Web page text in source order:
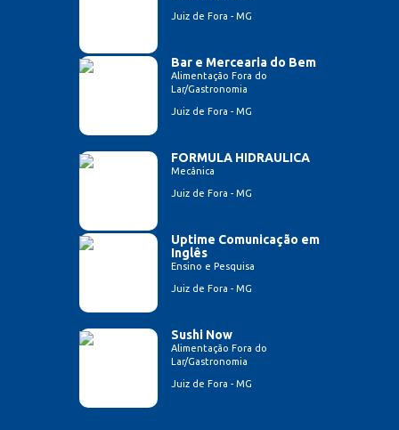
Juiz de Fora - MG
Bar e Mercearia do Bem
Alimentação Fora do
Lar/Gastronomia
Juiz de Fora - MG
FORMULA HIDRAULICA
Mecânica
Juiz de Fora - MG
Uptime Comunicação em
Inglês
Ensino e Pesquisa
Juiz de Fora - MG
Sushi Now
Alimentação Fora do
Lar/Gastronomia
Juiz de Fora - MG